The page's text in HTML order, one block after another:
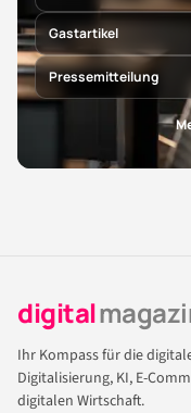
Gastartikel
Pressemitteilung
digital
Ihr Kompass für die
Digitalisierung, KI, E-
digitalen Wirtschaft.